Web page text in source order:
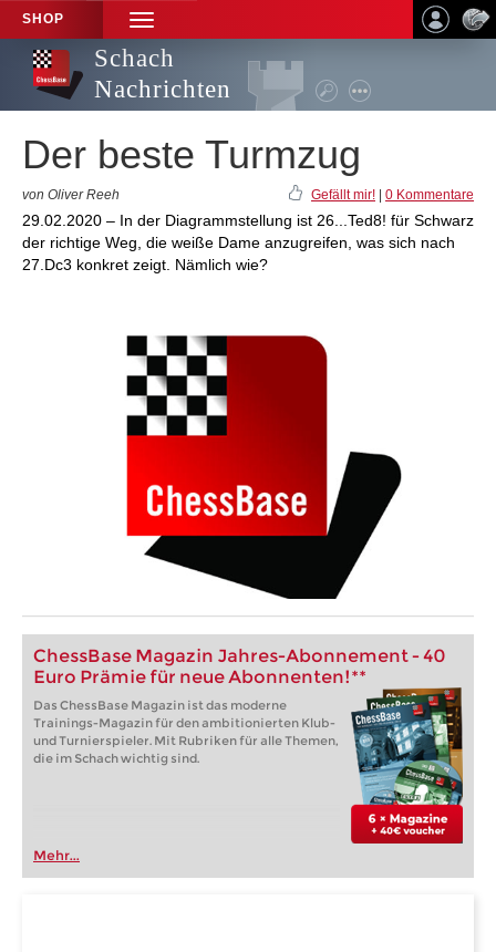
SHOP
TOGGLE
NAVIGATION
Schach
Nachrichten
Der beste Turmzug
von Oliver Reeh Gefällt mir! 0 Kommentare
29.02.2020 – In der Diagrammstellung ist 26...Ted8! für Schwarz
der richtige Weg, die weiße Dame anzugreifen, was sich nach
27.Dc3 konkret zeigt. Nämlich wie?
ChessBase Magazin Jahres-Abonnement - 40
Euro Prämie für neue Abonnenten!**
Das ChessBase Magazin ist das moderne
Trainings-Magazin für den ambitionierten Klub-
und Turnierspieler. Mit Rubriken für alle Themen,
die im Schach wichtig sind.
Mehr...